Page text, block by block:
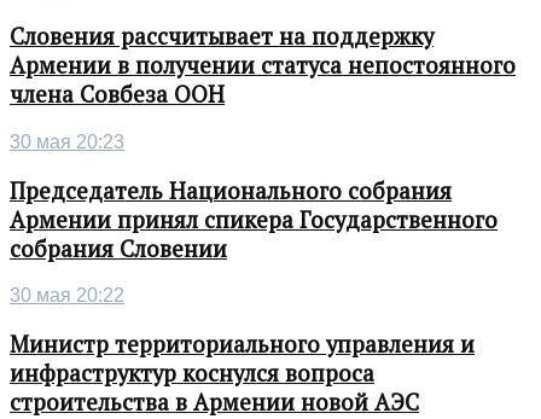
Словения рассчитывает на поддержку
Армении в получении статуса непостоянного
члена Совбеза ООН
30 мая 20:23
Председатель Национального собрания
Армении принял спикера Государственного
собрания Словении
30 мая 20:22
Министр территориального управления и
инфраструктур коснулся вопроса
строительства в Армении новой АЭС